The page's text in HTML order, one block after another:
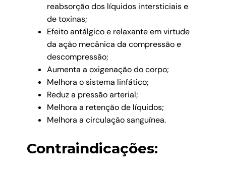
reabsorção dos líquidos intersticiais e
de toxinas;
Efeito antálgico e relaxante em virtude
da ação mecânica da compressão e
descompressão;
Aumenta a oxigenação do corpo;
Melhora o sistema linfático;
Reduz a pressão arterial;
Melhora a retenção de líquidos;
Melhora a circulação sanguínea.
Contraindicações: